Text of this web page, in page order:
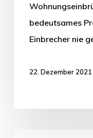
bedeutsames
Einbrecher nie
22. Dezember 2021